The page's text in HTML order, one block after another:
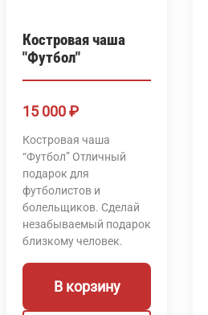
Костровая чаша
"Футбол"
15 000₽
Костровая чаша
“Футбол” Отличный
подарок для
футболистов и
болельщиков. Сделай
незабываемый подарок
близкому человек.
В корзину